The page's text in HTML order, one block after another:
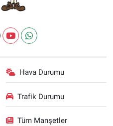
Hava Durumu
Trafik Durumu
Tüm Manşetler